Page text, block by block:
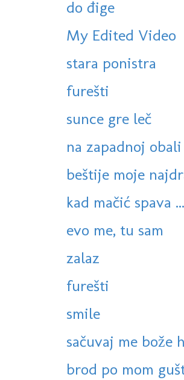
do đige
My Edited Video
stara ponistra
furešti
sunce gre leč
na zapadnoj obali
beštije moje
kad mačić spava
evo me, tu sam
zalaz
furešti
smile
sačuvaj me bože
brod po mom